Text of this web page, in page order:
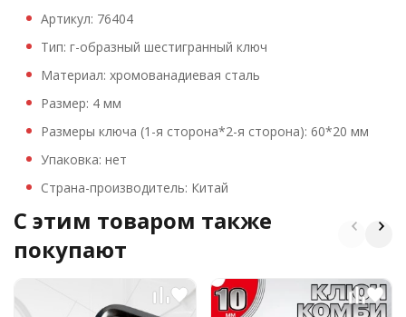
Артикул: 76404
Тип: г-образный шестигранный ключ
Материал: хромованадиевая сталь
Размер: 4 мм
Размеры ключа (1-я сторона*2-я сторона): 60*20 мм
Упаковка: нет
Страна-производитель: Китай
C этим товаром также
покупают